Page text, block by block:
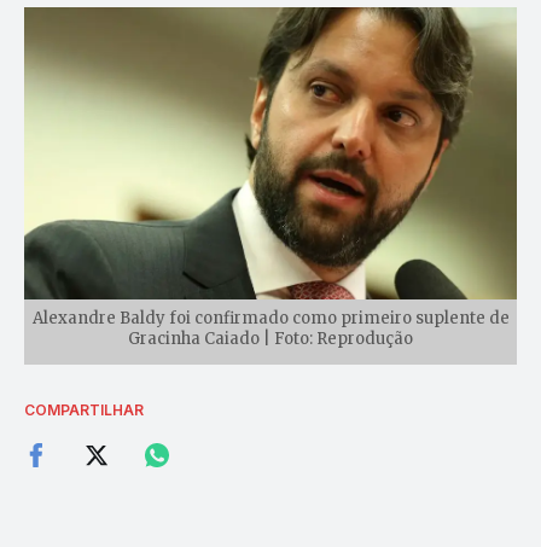
Alexandre Baldy foi confirmado como primeiro suplente de
Gracinha Caiado | Foto: Reprodução
COMPARTILHAR